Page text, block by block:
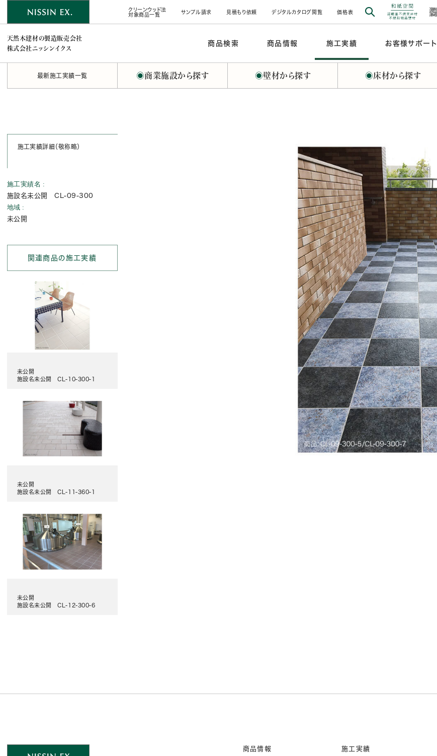
クリーンウッド法
対象商品一覧
サンプル請求 見積もり依頼 デジタルカタログ閲覧 価格表
天然木建材の製造販売会社
株式会社ニッシンイクス
商品検索 商品情報 施工実績 お客様サポート
最新施工実績一覧 ◉商業施設から探す ◉壁材から探す ◉床材から探す
施工実績詳細（敬称略）
施工実績名
施設名未公開 CL-09-300
地域
未公開
関連商品の施工実績
未公開
施設名未公開 CL-10-300-1
未公開
施設名未公開 CL-11-360-1
未公開
施設名未公開 CL-12-300-6
商品情報 施工実績